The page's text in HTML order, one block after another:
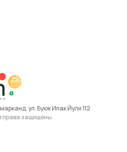
ул. Буюк Ипак Йули 112
права защищены.